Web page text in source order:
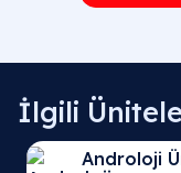
İlgili
Androloji